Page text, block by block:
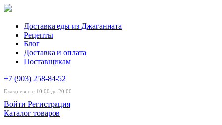
Доставка еды из Джаганната
Рецепты
Блог
Доставка и оплата
Поставщикам
+7 (903) 258-84-52
Ежедневно с 10:00 до 20:00
Войти Регистрация
Каталог товаров